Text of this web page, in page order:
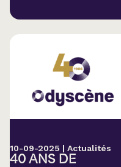
10-09-2025 | Actualités
40 ANS DE